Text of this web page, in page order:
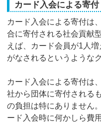
カード入会による寄付
カード入会による寄付は
合に寄付される社会貢献
えば、カード会員が1人
がなされるというような
カード入会による寄付は
社から団体に寄付される
の負担は特にありません
ード入会時に何かしら費